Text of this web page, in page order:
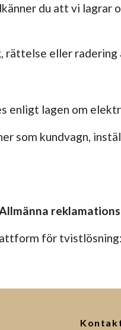
du att vi
rättelse eller
enligt lagen om
som kundvagn,
för tvistlösning: